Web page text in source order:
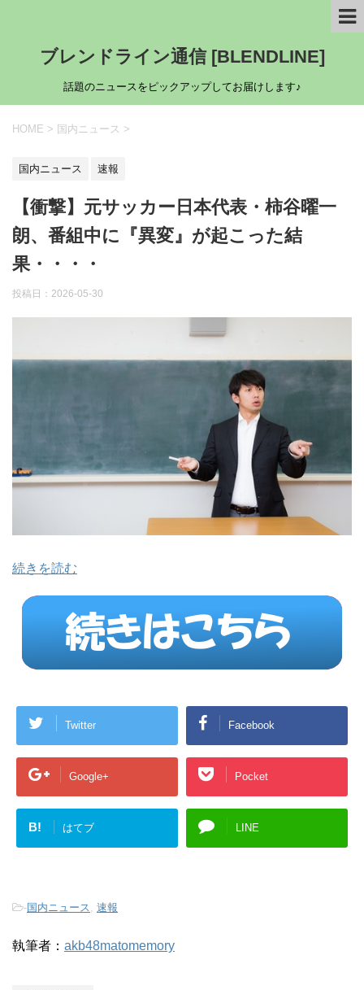
ブレンドライン通信 [BLENDLINE]
話題のニュースをピックアップしてお届けします♪
HOME > 国内ニュース >
国内ニュース 速報
【衝撃】元サッカー日本代表・柿谷曜一
朗、番組中に『異変』が起こった結
果・・・・
投稿日： 2026-05-30
続きを読む
Twitter Facebook
Google+ Pocket
B! はてブ LINE
-国内ニュース 速報
執筆者： akb48matomemory